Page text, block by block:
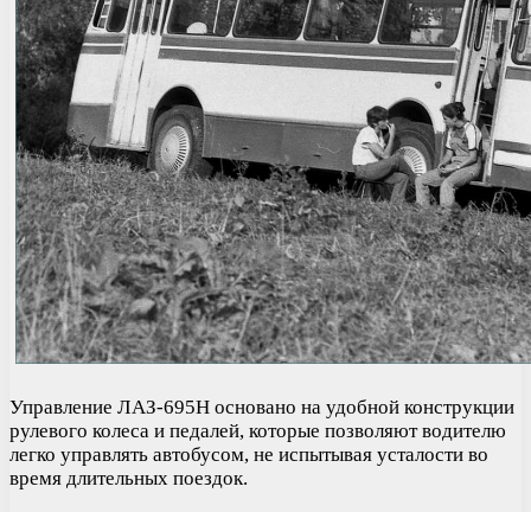
Управление ЛАЗ-695Н основано на удобной конструкции
рулевого колеса и педалей, которые позволяют водителю
легко управлять автобусом, не испытывая усталости во
время длительных поездок.